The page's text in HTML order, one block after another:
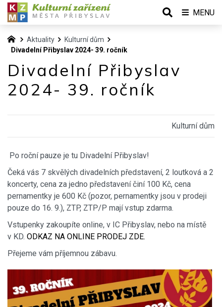
Aktuality
Kulturní dům
Divadelní Přibyslav 2024- 39. ročník
Divadelní Přibyslav
2024- 39. ročník
Kulturní dům
Po roční pauze je tu Divadelní Přibyslav!
Čeká vás 7 skvělých divadelních představení, 2 loutková a 2
koncerty, cena za jedno představení činí 100 Kč, cena
pernamentky je 600 Kč (pozor, pernamentky jsou v prodeji
pouze do 16. 9.), ZTP, ZTP/P mají vstup zdarma.
Vstupenky zakoupíte online, v IC Přibyslav, nebo na místě
v KD. ODKAZ NA ONLINE PRODEJ ZDE.
Přejeme vám příjemnou zábavu.
MENU